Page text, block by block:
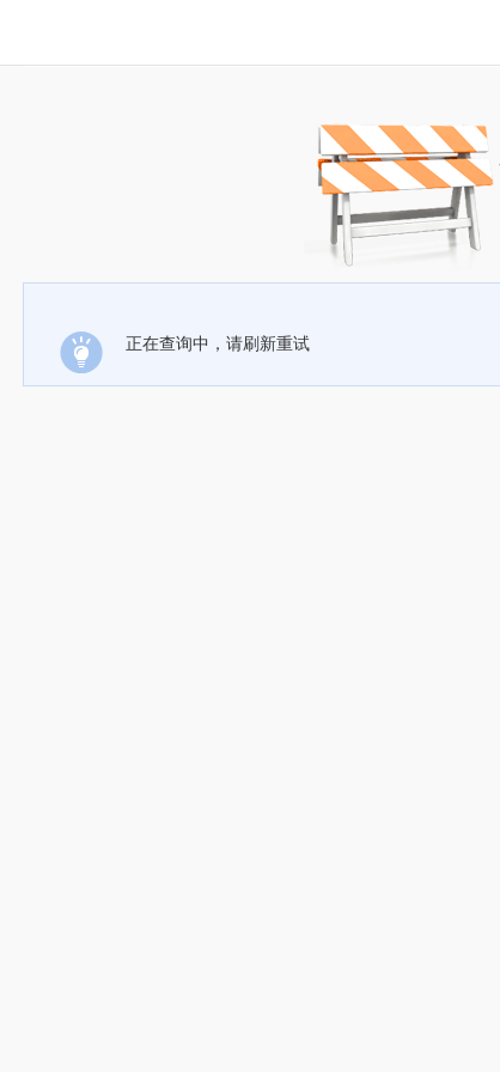
正在查询中，请刷新重试